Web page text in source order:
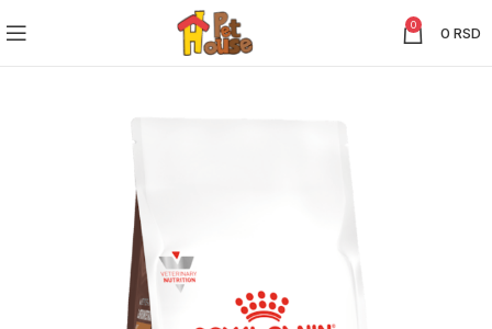
0 0 RSD